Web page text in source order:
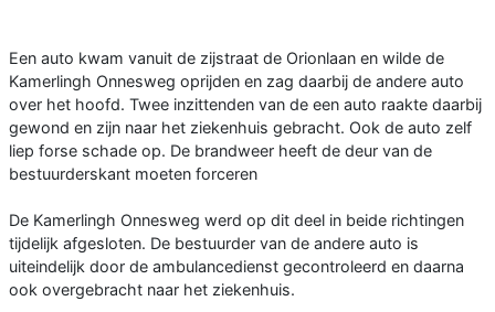
Een auto kwam vanuit de zijstraat de Orionlaan en wilde de
Kamerlingh Onnesweg oprijden en zag daarbij de andere auto
over het hoofd. Twee inzittenden van de een auto raakte daarbij
gewond en zijn naar het ziekenhuis gebracht. Ook de auto zelf
liep forse schade op. De brandweer heeft de deur van de
bestuurderskant moeten forceren
De Kamerlingh Onnesweg werd op dit deel in beide richtingen
tijdelijk afgesloten. De bestuurder van de andere auto is
uiteindelijk door de ambulancedienst gecontroleerd en daarna
ook overgebracht naar het ziekenhuis.